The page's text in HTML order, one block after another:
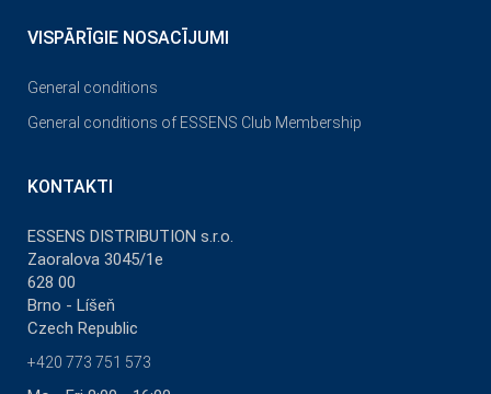
VISPĀRĪGIE NOSACĪJUMI
General conditions
General conditions of ESSENS Club Membership
KONTAKTI
ESSENS DISTRIBUTION s.r.o.
Zaoralova 3045/1e
628 00
Brno - Líšeň
Czech Republic
+420 773 751 573